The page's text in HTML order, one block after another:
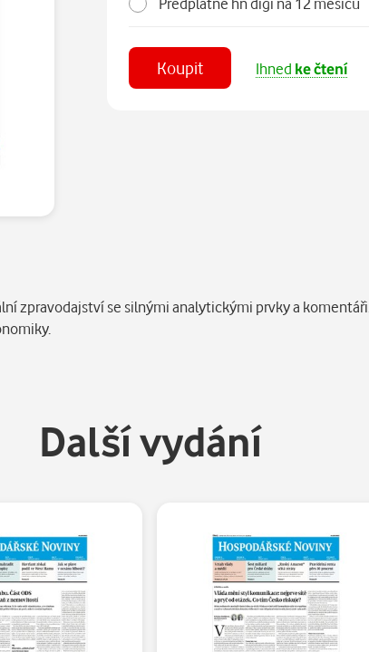
Koupit Ihned ke čtení
zpravodajství se silnými analytickými prvky a
Další vydání